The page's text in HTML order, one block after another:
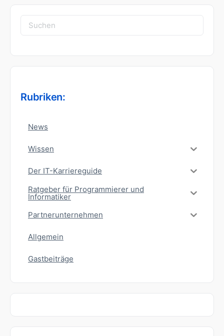
Suchen
nach:
Rubriken:
News
Wissen
Der IT-Karriereguide
Ratgeber für Programmierer und
Informatiker
Partnerunternehmen
Allgemein
Gastbeiträge